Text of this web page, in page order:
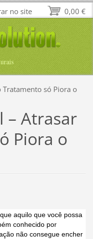
Tratamento só Piora o
– Atrasar
Piora o
aquilo que você possa
conhecido por
não consegue encher
0,00 €
no site